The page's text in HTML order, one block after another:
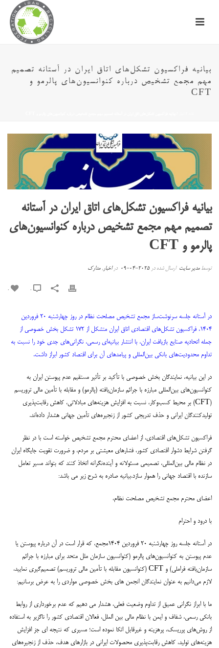
بیانیه فراکسیون تشکل‌های اتاق ایران در آستانه تصمیم
مهم مجمع تشخیص درباره کنوانسیون‌های پالرمو و
CFT
بیانیه فراکسیون تشکل‌های اتاق ایران در آستانه
تصمیم مهم مجمع تشخیص درباره کنوانسیون‌های
پالرمو و CFT
توسطمدیر سایت ارسال شده در 2025-04-09 دراخبار,مدارک
0
در آستانه جلسه سرنوشت‌ساز مجمع تشخیص مصلحت نظام در روز چهارشنبه ۲۰ فروردین
۱۴۰۴، فراکسیون تشکل‌های اقتصادی اتاق ایران متشکل از ۱۷۲ تشکل بخش خصوصی از
جمله اتحادیه صنایع بازیافت ایران، با انتشار بیانیه‌ای رسمی، نگرانی‌های جدی خود را نسبت به
تداوم محدودیت‌های بانکی بین‌المللی و پیامدهای آن برای اقتصاد کشور ابراز داشت.
در این بیانیه، نمایندگان بخش خصوصی با تأکید بر تأثیر مستقیم عدم پیوستن ایران به
کنوانسیون‌های بین‌المللی مبارزه با جرائم سازمان‌یافته (پالرمو) و مقابله با تأمین مالی تروریسم
(CFT) بر محیط کسب‌وکار، نسبت به افزایش هزینه‌های مبادلاتی، کاهش رقابت‌پذیری
تولیدکنندگان ایرانی و حذف تدریجی کشور از زنجیره‌های تأمین جهانی هشدار داده‌اند.
فراکسیون تشکل‌های اقتصادی، از اعضای محترم مجمع تشخیص خواسته است با در نظر
گرفتن شرایط دشوار اقتصادی کشور، فشارهای معیشتی بر مردم، و ضرورت تقویت جایگاه ایران
در نظام مالی بین‌المللی، تصمیمی مسئولانه و آینده‌نگرانه اتخاذ کنند که بتواند مسیر تعامل
سازنده با اقتصاد جهانی را هموار سازد.بیانیه صادره به شرح زیر می باشد:
اعضای محترم مجمع تشخیص مصلحت نظام،
با درود و احترام
در آستانه جلسه روز چهارشنبه ۲۰ فروردین ۱۴۰۴مجمع، که قرار است در آن درباره پیوستن یا
عدم پیوستن به کنوانسیون‌های پالرمو (کنوانسیون سازمان ملل متحد برای مبارزه با جرائم
سازمان‌یافته فراملی) و CFT (کنوانسیون مقابله با تأمین مالی تروریسم) تصمیم‌گیری نمایید،
لازم می‌دانیم به عنوان نمایندگان انجمن های بخش خصوصی مواردی را به عرض برسانیم:
ما با ابراز نگرانی عمیق از تداوم وضعیت فعلی، هشدار می دهیم که عدم برخورداری از روابط
بانکی رسمی، شفاف و ایمن با نظام مالی بین الملل، فعالان اقتصادی کشور را ناگزیر به استفاده
از روش‌های پرریسک، پرهزینه و غیرقابل اتکا نموده است؛ مسیری که نتیجه ای جز افزایش
هزینه‌های تولید، کاهش رقابت‌پذیری محصولات ایرانی در بازارهای هدف، حذف از زنجیره‌های